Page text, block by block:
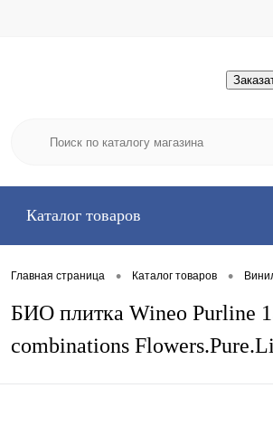
Каталог товаров
Главная страница • Каталог товаров •
БИО плитка Wineo Purline
combinations